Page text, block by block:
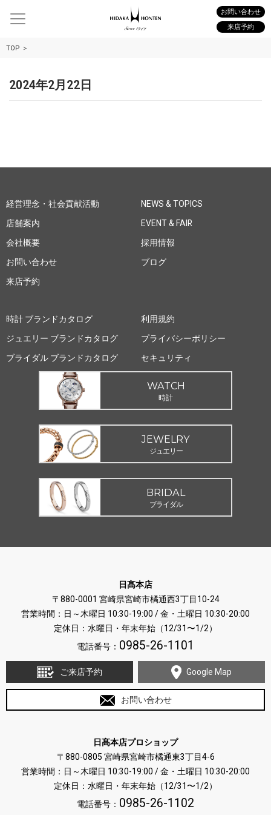
お問い合わせ
来店予約
TOP
2024年2月22日
経営理念・社会貢献活動
店舗案内
会社概要
お問い合わせ
来店予約
NEWS & TOPICS
EVENT & FAIR
採用情報
ブログ
時計 ブランドカタログ
ジュエリー ブランドカタログ
ブライダル ブランドカタログ
利用規約
プライバシーポリシー
セキュリティ
WATCH
時計
JEWELRY
ジュエリー
BRIDAL
ブライダル
日髙本店
〒880-0001 宮崎県宮崎市橘通西3丁目10-24
営業時間：日～木曜日 10:30-19:00 / 金・土曜日 10:30-20:00
定休日：水曜日・年末年始（12/31〜1/2）
電話番号： 0985-26-1101
ご来店予約 Google Map
お問い合わせ
日髙本店プロショップ
〒880-0805 宮崎県宮崎市橘通東3丁目4-6
営業時間：日～木曜日 10:30-19:00 / 金・土曜日 10:30-20:00
定休日：水曜日・年末年始（12/31〜1/2）
電話番号： 0985-26-1102